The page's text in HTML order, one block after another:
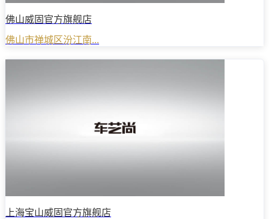
佛山威固官方旗舰店
佛山市禅城区汾江南...
上海宝山威固官方旗舰店